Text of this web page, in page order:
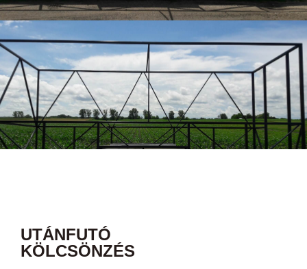
UTÁNFUTÓ
KÖLCSÖNZÉS